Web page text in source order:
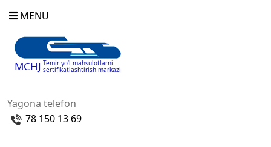
MENU
MCHJ Temir yo‘l mahsulotlarni
sertifikatlashtirish markazi
Yagona telefon
78 150 13 69